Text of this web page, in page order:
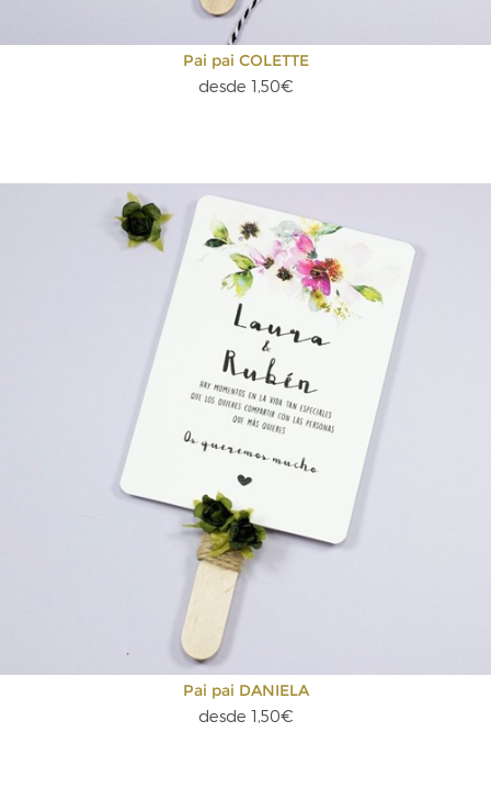
Pai pai COLETTE
desde 1,50€
Pai pai DANIELA
desde 1,50€